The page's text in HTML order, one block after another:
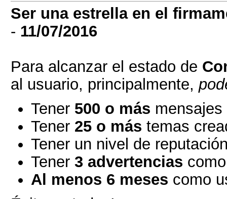
Ser una estrella en el
- 11/07/2016
Para alcanzar el estado de
al usuario, principalmente,
Tener 500 o más
Tener 25 o más temas
Tener un nivel de
Tener 3 advertencias
Al menos 6 meses como